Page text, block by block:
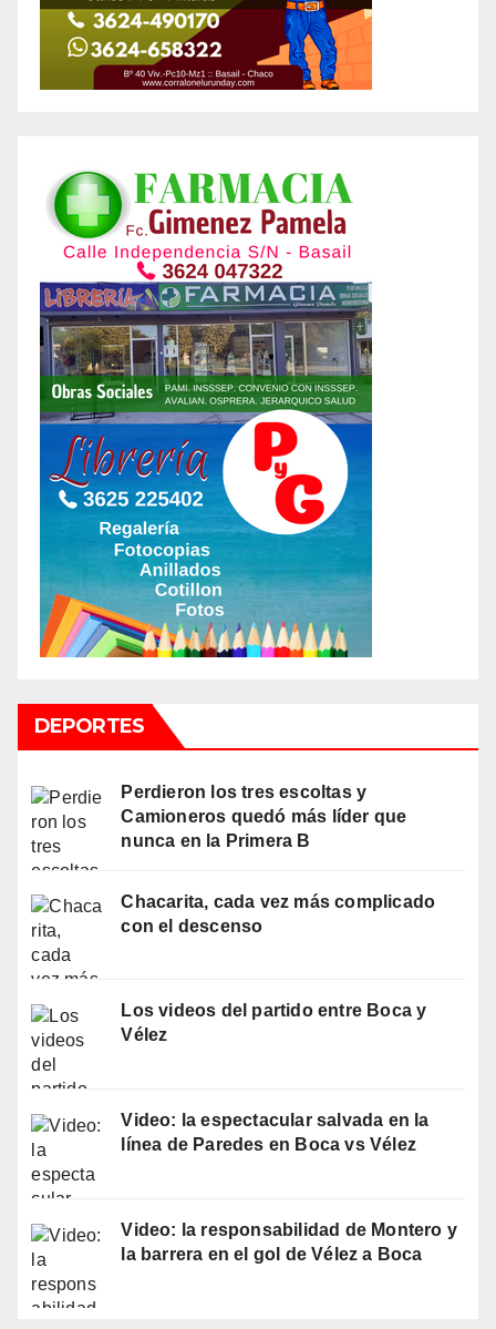
DEPORTES
Perdieron los tres escoltas y
Camioneros quedó más líder que
nunca en la Primera B
Chacarita, cada vez más complicado
con el descenso
Los videos del partido entre Boca y
Vélez
Video: la espectacular salvada en la
línea de Paredes en Boca vs Vélez
Video: la responsabilidad de Montero y
la barrera en el gol de Vélez a Boca